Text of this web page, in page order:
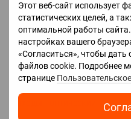
Этот веб-сайт использует
статистических целей, а
оптимальной работы
настройках вашего
«Согласиться», чтобы дать
файлов cookie. Подробнее
странице
управление голосом
Amazon Alexa
Google Assistant
Bixby
Разъемы
Входы USB 2 шт
LAN